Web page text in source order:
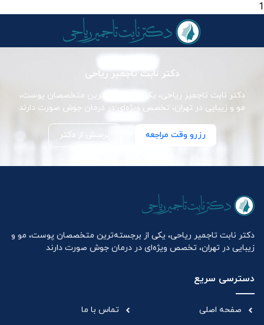
1
دکتر نابت تاجمیر ریاحی
دکتر نابت تاجمیر ریاحی، یکی از برجسته‌ترین متخصصان پوست،
مو و زیبایی در تهران، تخصص ویژه‌ای در درمان جوش صورت دارند
رزرو وقت مراجعه پرسش از دکتر
دکتر نابت تاجمیر ریاحی، یکی از برجسته‌ترین متخصصان پوست، مو و
زیبایی در تهران، تخصص ویژه‌ای در درمان جوش صورت دارند
دسترسی سریع
صفحه اصلی تماس با ما